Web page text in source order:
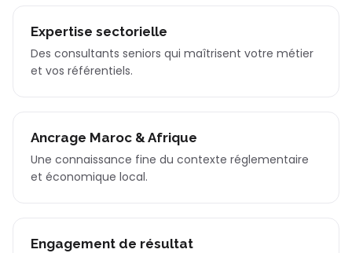
Expertise sectorielle
Des consultants seniors qui maîtrisent votre métier
et vos référentiels.
Ancrage Maroc & Afrique
Une connaissance fine du contexte réglementaire
et économique local.
Engagement de résultat